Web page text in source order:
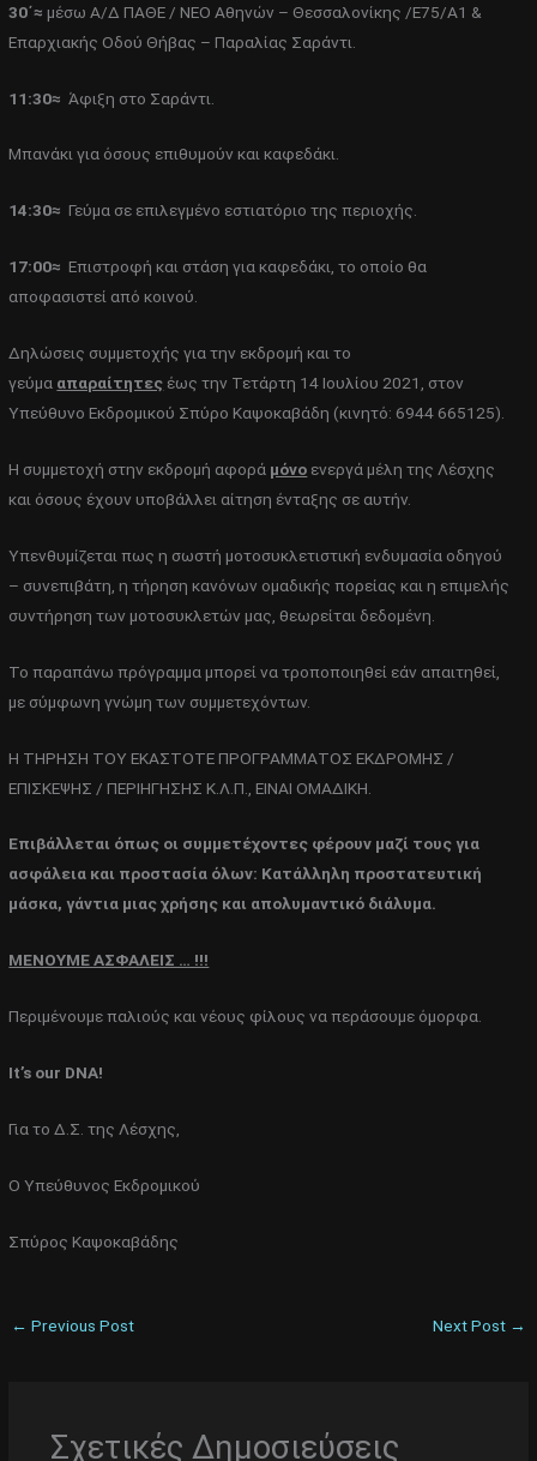
30΄≈ μέσω Α/Δ ΠΑΘΕ / ΝΕΟ Αθηνών – Θεσσαλονίκης /Ε75/Α1 &
Επαρχιακής Οδού Θήβας – Παραλίας Σαράντι.
11:30≈ Άφιξη στο Σαράντι.
Μπανάκι για όσους επιθυμούν και καφεδάκι.
14:30≈ Γεύμα σε επιλεγμένο εστιατόριο της περιοχής.
17:00≈ Επιστροφή και στάση για καφεδάκι, το οποίο θα
αποφασιστεί από κοινού.
Δηλώσεις συμμετοχής για την εκδρομή και το
γεύμα απαραίτητες έως την Τετάρτη 14 Ιουλίου 2021, στον
Υπεύθυνο Εκδρομικού Σπύρο Καψοκαβάδη (κινητό: 6944 665125).
Η συμμετοχή στην εκδρομή αφορά μόνο ενεργά μέλη της Λέσχης
και όσους έχουν υποβάλλει αίτηση ένταξης σε αυτήν.
Υπενθυμίζεται πως η σωστή μοτοσυκλετιστική ενδυμασία οδηγού
– συνεπιβάτη, η τήρηση κανόνων ομαδικής πορείας και η επιμελής
συντήρηση των μοτοσυκλετών μας, θεωρείται δεδομένη.
Το παραπάνω πρόγραμμα μπορεί να τροποποιηθεί εάν απαιτηθεί,
με σύμφωνη γνώμη των συμμετεχόντων.
Η ΤΗΡΗΣΗ ΤΟΥ ΕΚΑΣΤΟΤΕ ΠΡΟΓΡΑΜΜΑΤΟΣ ΕΚΔΡΟΜΗΣ /
ΕΠΙΣΚΕΨΗΣ / ΠΕΡΙΗΓΗΣΗΣ Κ.Λ.Π., ΕΙΝΑΙ ΟΜΑΔΙΚΗ.
Επιβάλλεται όπως οι συμμετέχοντες φέρουν μαζί τους για
ασφάλεια και προστασία όλων: Κατάλληλη προστατευτική
μάσκα, γάντια μιας χρήσης και απολυμαντικό διάλυμα.
ΜΕΝΟΥΜΕ ΑΣΦΑΛΕΙΣ … !!!
Περιμένουμε παλιούς και νέους φίλους να περάσουμε όμορφα.
It’s our DNA!
Για το Δ.Σ. της Λέσχης,
Ο Υπεύθυνος Εκδρομικού
Σπύρος Καψοκαβάδης
← Previous Post Next Post →
Σχετικές Δημοσιεύσεις